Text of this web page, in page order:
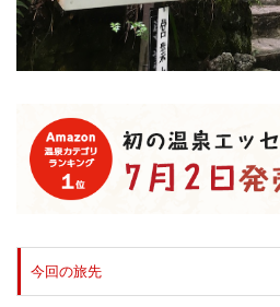
今回の旅先